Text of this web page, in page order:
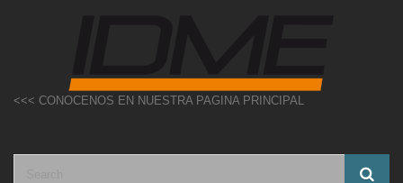
<<< CONOCENOS EN NUESTRA PAGINA PRINCIPAL